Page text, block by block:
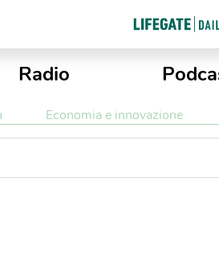
Radio
Economia e innovazione